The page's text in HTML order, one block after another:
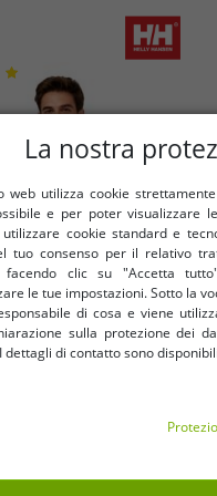
Taglie disponibili
cappuccio da uomo Helly
colore nero
La nostra
web utilizza cookie
e per poter visualizzare
cookie standard e
tuo consenso per il relativo
facendo clic su "Accetta
le tue impostazioni. Sotto la
di cosa e viene
sulla protezione dei
dettagli di contatto sono